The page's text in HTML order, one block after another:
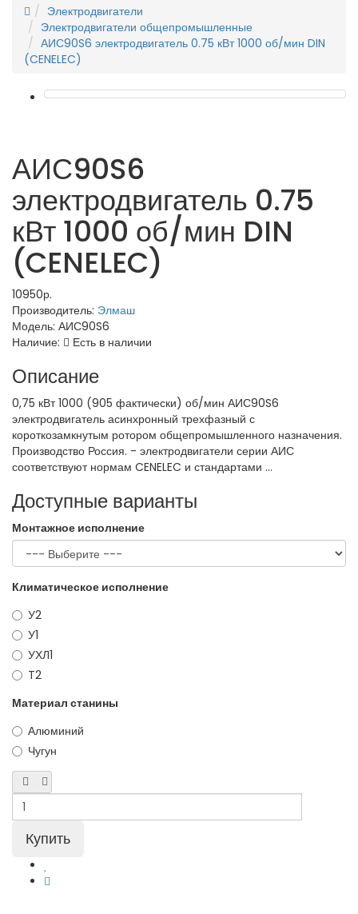
Электродвигатели
Электродвигатели общепромышленные
АИС90S6 электродвигатель 0.75 кВт 1000 об/мин DIN
(CENELEC)
АИС90S6
электродвигатель 0.75
кВт 1000 об/мин DIN
(CENELEC)
10950р.
Производитель: Элмаш
Модель: АИС90S6
Наличие:
Есть в наличии
Описание
0,75 кВт 1000 (905 фактически) об/мин АИС90S6
электродвигатель асинхронный трехфазный с
короткозамкнутым ротором общепромышленного назначения.
Производство Россия. - электродвигатели серии АИС
соответствуют нормам CENELEC и стандартами ...
Доступные варианты
Монтажное исполнение
Климатическое исполнение
У2
У1
УХЛ1
T2
Материал станины
Алюминий
Чугун